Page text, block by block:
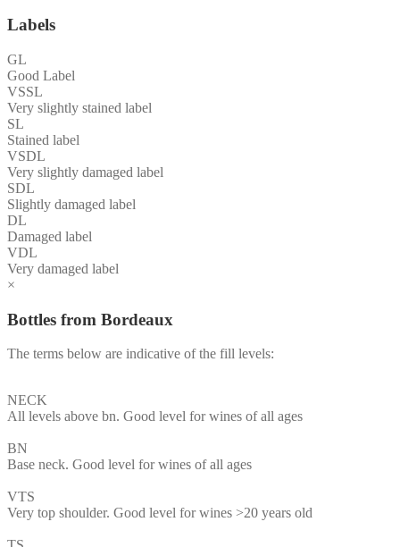
Labels
GL
Good Label
VSSL
Very slightly stained label
SL
Stained label
VSDL
Very slightly damaged label
SDL
Slightly damaged label
DL
Damaged label
VDL
Very damaged label
×
Bottles from Bordeaux
The terms below are indicative of the fill levels:
NECK
All levels above bn. Good level for wines of all ages
BN
Base neck. Good level for wines of all ages
VTS
Very top shoulder. Good level for wines >20 years old